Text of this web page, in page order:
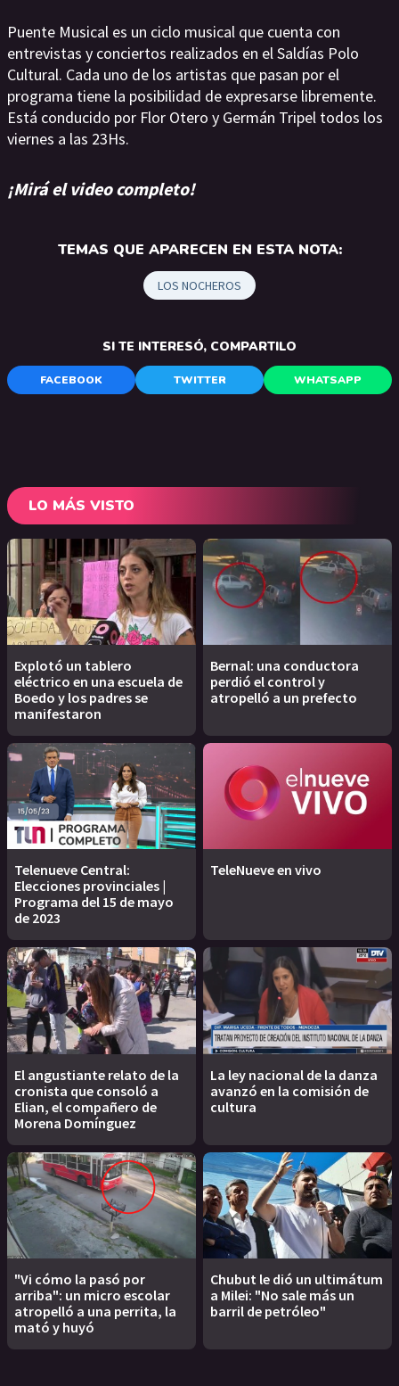
Puente Musical es un ciclo musical que cuenta con
entrevistas y conciertos realizados en el Saldías Polo
Cultural. Cada uno de los artistas que pasan por el
programa tiene la posibilidad de expresarse libremente.
Está conducido por Flor Otero y Germán Tripel todos los
viernes a las 23Hs.
¡Mirá el video completo!
TEMAS QUE APARECEN EN ESTA NOTA:
LOS NOCHEROS
SI TE INTERESÓ, COMPARTILO
FACEBOOK TWITTER WHATSAPP
LO MÁS VISTO
Explotó un tablero
eléctrico en una escuela de
Boedo y los padres se
manifestaron
Bernal: una conductora
perdió el control y
atropelló a un prefecto
Telenueve Central:
Elecciones provinciales |
Programa del 15 de mayo
de 2023
TeleNueve en vivo
El angustiante relato de la
cronista que consoló a
Elian, el compañero de
Morena Domínguez
La ley nacional de la danza
avanzó en la comisión de
cultura
"Vi cómo la pasó por
arriba": un micro escolar
atropelló a una perrita, la
mató y huyó
Chubut le dió un ultimátum
a Milei: "No sale más un
barril de petróleo"